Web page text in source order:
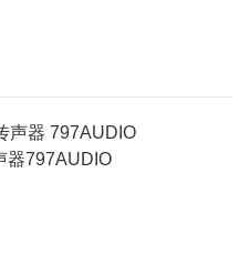
声器 797AUDIO
器797AUDIO